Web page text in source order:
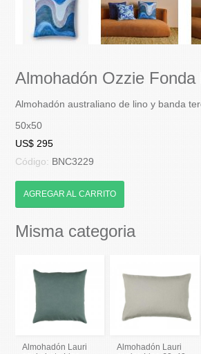
Almohadón Ozzie Fonda
Almohadón australiano de lino y banda
50x50
US$ 295
Código: BNC3229
AGREGAR AL CARRITO
Misma categoria
Almohadón Lauri
Almohadón Lauri